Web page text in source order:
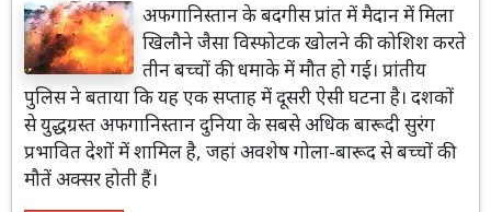
अफगानिस्तान के बदगीस प्रांत में मैदान में मिला
खिलौने जैसा विस्फोटक खोलने की कोशिश करते
तीन बच्चों की धमाके में मौत हो गई। प्रांतीय
पुलिस ने बताया कि यह एक सप्ताह में दूसरी ऐसी घटना है। दशकों
से युद्धग्रस्त अफगानिस्तान दुनिया के सबसे अधिक बारूदी सुरंग
प्रभावित देशों में शामिल है, जहां अवशेष गोला-बारूद से बच्चों की
मौतें अक्सर होती हैं।